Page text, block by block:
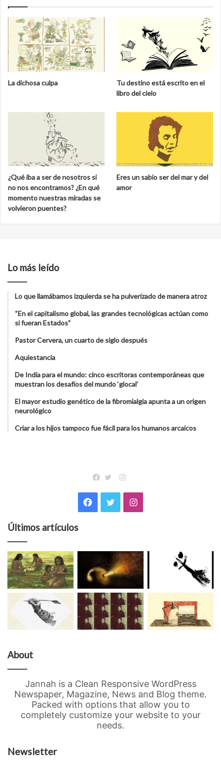
La dichosa culpa
Tu destino está escrito en el
libro del cielo
¿Qué iba a ser de nosotros si
no nos encontramos? ¿En qué
momento nuestras miradas se
volvieron puentes?
Eres un sabio ser del mar y del
amor
Lo más leído
Lo que llamábamos izquierda se ha pulverizado de manera atroz
“En el capitalismo global, las grandes tecnológicas actúan como
si fueran Estados”
Pastor Cervera, un cuarto de siglo después
Aquiestancia
De India para el mundo: cinco escritoras contemporáneas que
muestran los desafíos del mundo ‘glocal’
El mayor estudio genético de la fibromialgia apunta a un origen
neurológico
Criar a los hijos tampoco fue fácil para los humanos arcaicos
Instagram
Facebook
TwitterInstagram
Últimos artículos
About
Jannah is a Clean Responsive WordPress
Newspaper, Magazine, News and Blog theme.
Packed with options that allow you to
completely customize your website to your
needs.
Newsletter